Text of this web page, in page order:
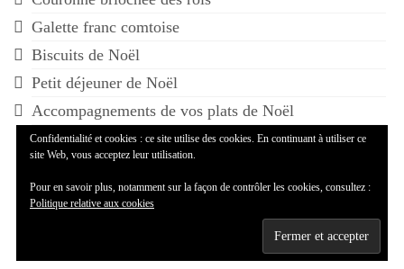
Galette franc comtoise
Biscuits de Noël
Petit déjeuner de Noël
Accompagnements de vos plats de Noël
Kadence WP--Mentions légales
Confidentialité et cookies : ce site utilise des cookies. En continuant à utiliser ce
site Web, vous acceptez leur utilisation.
Pour en savoir plus, notamment sur la façon de contrôler les cookies, consultez :
Politique relative aux cookies